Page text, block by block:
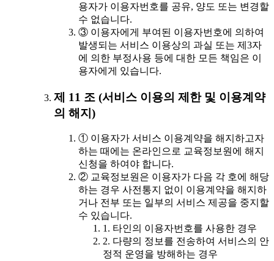
용자가 이용자번호를 공유, 양도 또는 변경할
수 없습니다.
③ 이용자에게 부여된 이용자번호에 의하여
발생되는 서비스 이용상의 과실 또는 제3자
에 의한 부정사용 등에 대한 모든 책임은 이
용자에게 있습니다.
제 11 조 (서비스 이용의 제한 및 이용계약
의 해지)
① 이용자가 서비스 이용계약을 해지하고자
하는 때에는 온라인으로 교육정보원에 해지
신청을 하여야 합니다.
② 교육정보원은 이용자가 다음 각 호에 해당
하는 경우 사전통지 없이 이용계약을 해지하
거나 전부 또는 일부의 서비스 제공을 중지할
수 있습니다.
1. 타인의 이용자번호를 사용한 경우
2. 다량의 정보를 전송하여 서비스의 안
정적 운영을 방해하는 경우